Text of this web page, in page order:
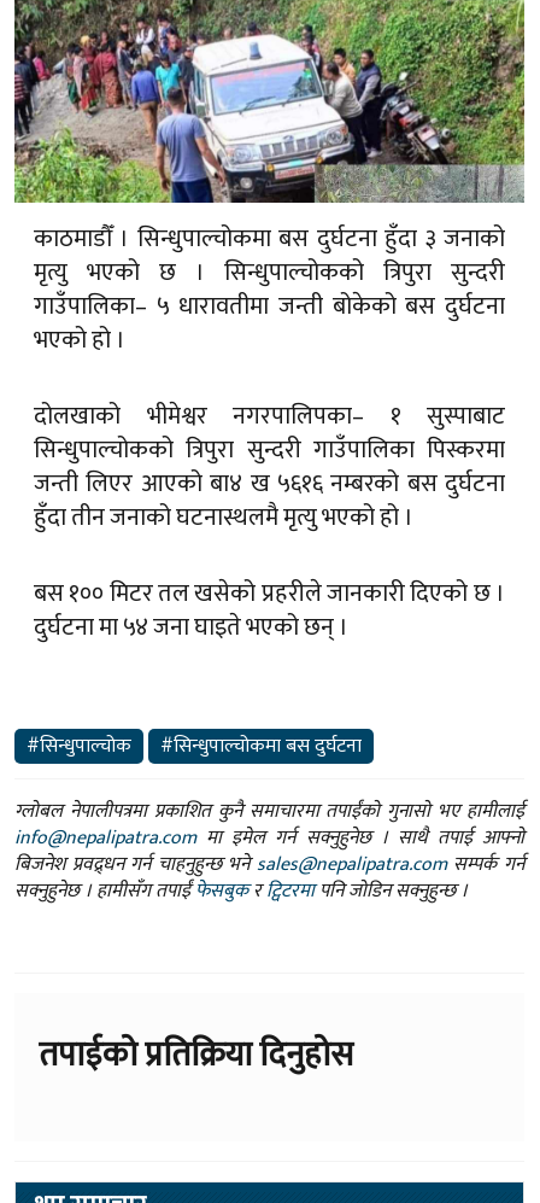
काठमाडौँ । सिन्धुपाल्चोकमा बस दुर्घटना हुँदा ३ जनाको
मृत्यु भएको छ । सिन्धुपाल्चोकको त्रिपुरा सुन्दरी
गाउँपालिका– ५ धारावतीमा जन्ती बोकेको बस दुर्घटना
भएको हो ।
दोलखाको भीमेश्वर नगरपालिपका– १ सुस्पाबाट
सिन्धुपाल्चोकको त्रिपुरा सुन्दरी गाउँपालिका पिस्करमा
जन्ती लिएर आएको बा४ ख ५६१६ नम्बरको बस दुर्घटना
हुँदा तीन जनाको घटनास्थलमै मृत्यु भएको हो ।
बस १०० मिटर तल खसेको प्रहरीले जानकारी दिएको छ ।
दुर्घटना मा ५४ जना घाइते भएको छन् ।
#सिन्धुपाल्चोक
#सिन्धुपाल्चोकमा बस दुर्घटना
ग्लोबल नेपालीपत्रमा प्रकाशित कुनै समाचारमा तपाईंको गुनासो भए हामीलाई
info@nepalipatra.comमा इमेल गर्न सक्नुहुनेछ । साथै तपाई आफ्नो
बिजनेश प्रवद्र्धन गर्न चाहनुहुन्छ भनेsales@nepalipatra.comसम्पर्क गर्न
सक्नुहुनेछ । हामीसँग तपाईंफेसबुकरट्विटरमापनि जोडिन सक्नुहुन्छ ।
तपाईको प्रतिक्रिया दिनुहोस